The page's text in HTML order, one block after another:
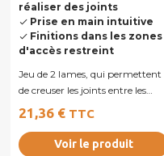
réaliser des joints
donePrise en main intuitive
doneFinitions dans les zones
d'accès restreint
Jeu de 2 lames, qui permettent
de creuser les joints entre les
pierres afin de créer un effet...
21,36 € TTC
Voir le produit